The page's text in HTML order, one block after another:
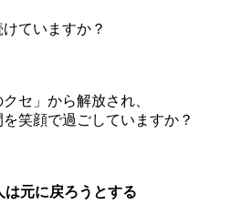
ていますか？
セ」から解放され、
笑顔で過ごしていますか？
元に戻ろうとする